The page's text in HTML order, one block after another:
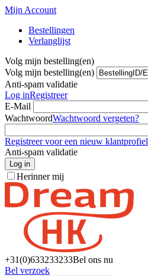
Mijn Account
Bestellingen
Verlanglijst
Volg mijn bestelling(en)
Volg mijn bestelling(en)
Anti-spam validatie
Log inRegistreer
E-Mail
WachtwoordWachtwoord vergeten?
Registreer voor een nieuw klantprofiel
Anti-spam validatie
Log in
Herinner mij
+31(0)633233233Bel ons nu
Bel verzoek